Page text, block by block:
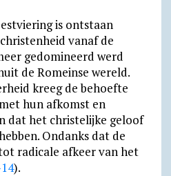
is ontstaan
vanaf de
gedomineerd werd
de Romeinse wereld.
kreeg de behoefte
hun afkomst en
dat het christelijke geloof
Ondanks dat de
radicale afkeer van het
).